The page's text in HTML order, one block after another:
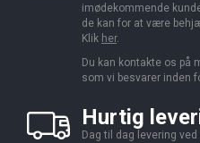
imødekommende
de kan for at være
Klik her.
Du kan kontakte os på
som vi besvarer inden
Hurtig
Dag til dag levering